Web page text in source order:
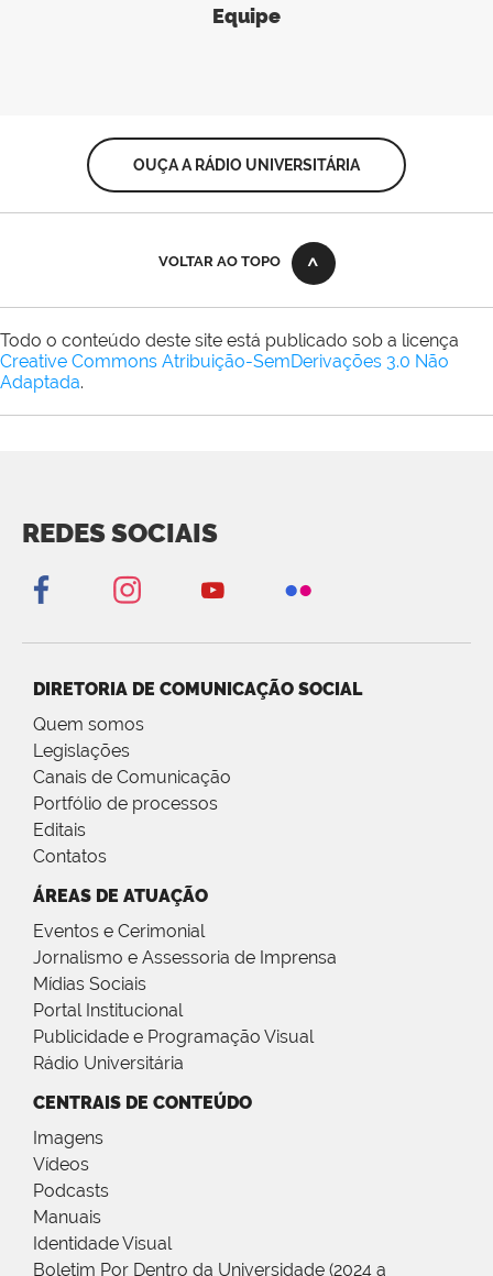
Equipe
OUÇA A RÁDIO UNIVERSITÁRIA
VOLTAR AO TOPO
Todo o conteúdo deste site está publicado sob a licença
Creative Commons Atribuição-SemDerivações 3.0 Não
Adaptada.
REDES SOCIAIS
DIRETORIA DE COMUNICAÇÃO SOCIAL
Quem somos
Legislações
Canais de Comunicação
Portfólio de processos
Editais
Contatos
ÁREAS DE ATUAÇÃO
Eventos e Cerimonial
Jornalismo e Assessoria de Imprensa
Mídias Sociais
Portal Institucional
Publicidade e Programação Visual
Rádio Universitária
CENTRAIS DE CONTEÚDO
Imagens
Vídeos
Podcasts
Manuais
Identidade Visual
Boletim Por Dentro da Universidade (2024 a